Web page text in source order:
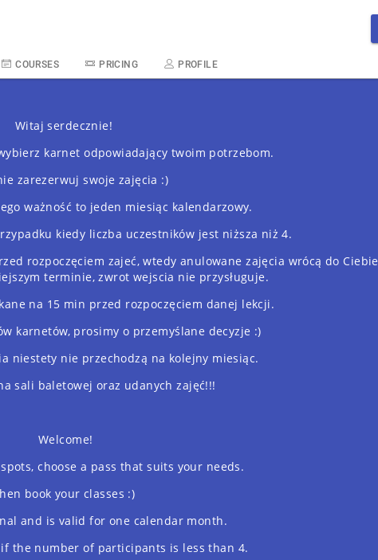
COURSES PRICING PROFILE
Witaj serdecznie!
karnet odpowiadający twoim potrzebom.
zarezerwuj swoje zajęcia :)
ważność to jeden miesiąc kalendarzowy.
kiedy liczba uczestników jest niższa niż 4.
rozpoczęciem zajeć, wtedy anulowane zajęcia wrócą do Ciebie
terminie, zwrot wejscia nie przysługuje.
na 15 min przed rozpoczęciem danej lekcji.
karnetów, prosimy o przemyślane decyzje :)
niestety nie przechodzą na kolejny miesiąc.
sali baletowej oraz udanych zajęć!!!
Welcome!
choose a pass that suits your needs.
book your classes :)
and is valid for one calendar month.
if the number of participants is less than 4.